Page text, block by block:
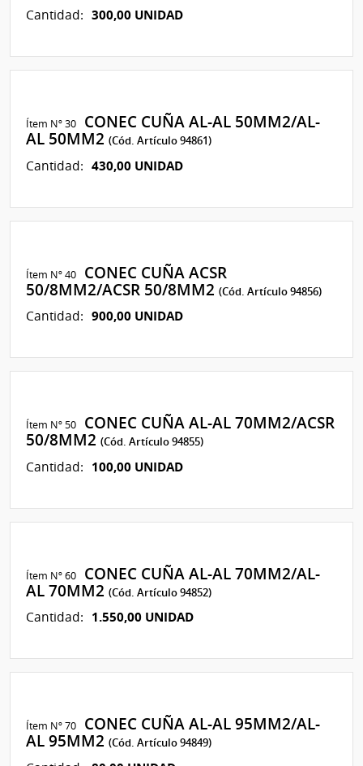
Cantidad: 300,00 UNIDAD
Ítem Nº 30
CONEC CUÑA AL-AL 50MM2/AL-
AL 50MM2(Cód. Artículo 94861)
Cantidad: 430,00 UNIDAD
Ítem Nº 40
CONEC CUÑA ACSR
50/8MM2/ACSR 50/8MM2(Cód. Artículo 94856)
Cantidad: 900,00 UNIDAD
Ítem Nº 50
CONEC CUÑA AL-AL 70MM2/ACSR
50/8MM2(Cód. Artículo 94855)
Cantidad: 100,00 UNIDAD
Ítem Nº 60
CONEC CUÑA AL-AL 70MM2/AL-
AL 70MM2(Cód. Artículo 94852)
Cantidad: 1.550,00 UNIDAD
Ítem Nº 70
CONEC CUÑA AL-AL 95MM2/AL-
AL 95MM2(Cód. Artículo 94849)